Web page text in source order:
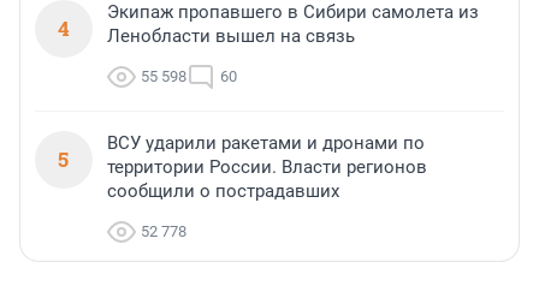
4
Экипаж пропавшего в Сибири самолета из
Ленобласти вышел на связь
55 598 60
5
ВСУ ударили ракетами и дронами по
территории России. Власти регионов
сообщили о пострадавших
52 778